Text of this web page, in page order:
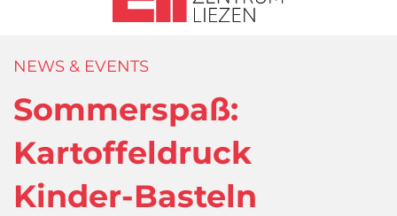
NEWS & EVENTS
Sommerspaß:
Kartoffeldruck
Kinder-Basteln